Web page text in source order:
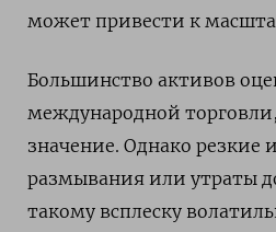
может привести к
Большинство активов
международной
значение. Однако резкие
размывания или утраты
такому всплеску